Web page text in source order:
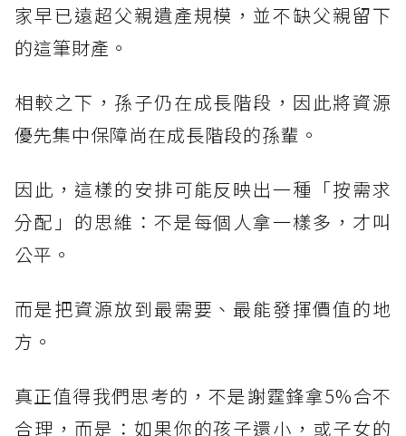
家早已遠超父親遺產規模，並不缺父親留下
的這筆財產。
相較之下，孫子仍在成長階段，因此將資源
優先集中保障尚在成長階段的孫輩。
因此，這樣的安排可能反映出一種「按需求
分配」的思維：不是每個人拿一樣多，才叫
公平。
而是把資源放到最需要、最能發揮價值的地
方。
真正值得我們思考的，不是謝霆鋒拿5%合不
合理，而是：如果你的孩子還小，或子女的